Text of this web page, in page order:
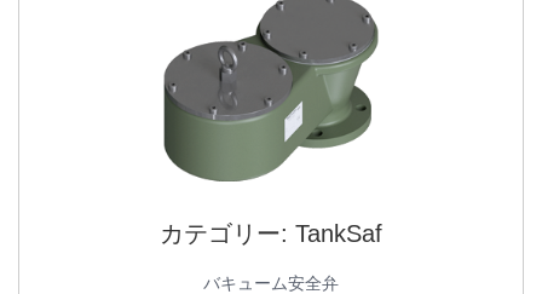
カテゴリー: TankSaf
バキューム安全弁